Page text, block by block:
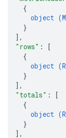
{
object (
}
] ,
"rows" :
[
{
object (
}
] ,
"totals" :
[
{
object (
}
] ,